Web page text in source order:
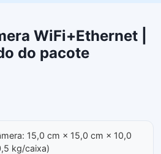
WiFi+Ethernet |
do pacote
15,0 cm × 15,0 cm × 10,0
kg/caixa)